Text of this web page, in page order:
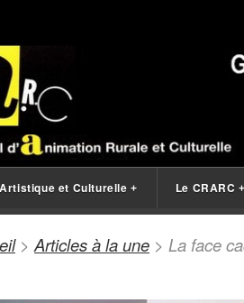
et Culturelle + Le CRARC
>Articles à la une > La face